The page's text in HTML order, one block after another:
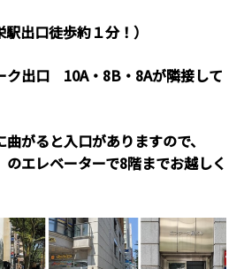
出口徒歩約１分！）
ク出口 10A・8B・8Aが隣接して
がると入口がありますので、
のエレベーターで8階までお越しく